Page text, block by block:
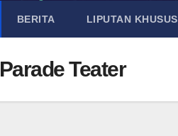
BERITA LIPUTAN KHUSUS
Parade Teater